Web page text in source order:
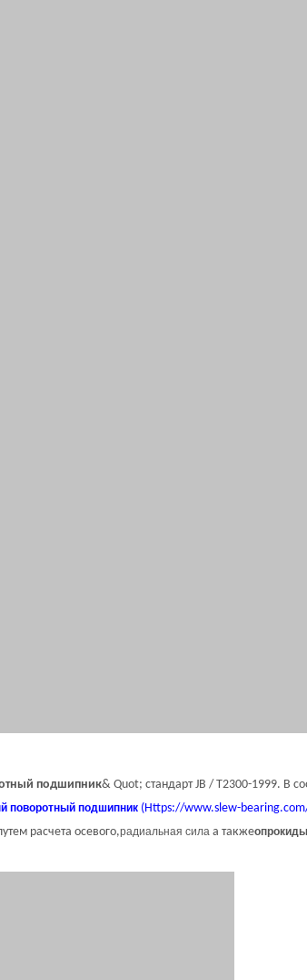
подшипник& Quot; стандарт JB / T2300-1999. В
поворотный подшипник (Https://www.slew-
расчета осевого,радиальная сила а также